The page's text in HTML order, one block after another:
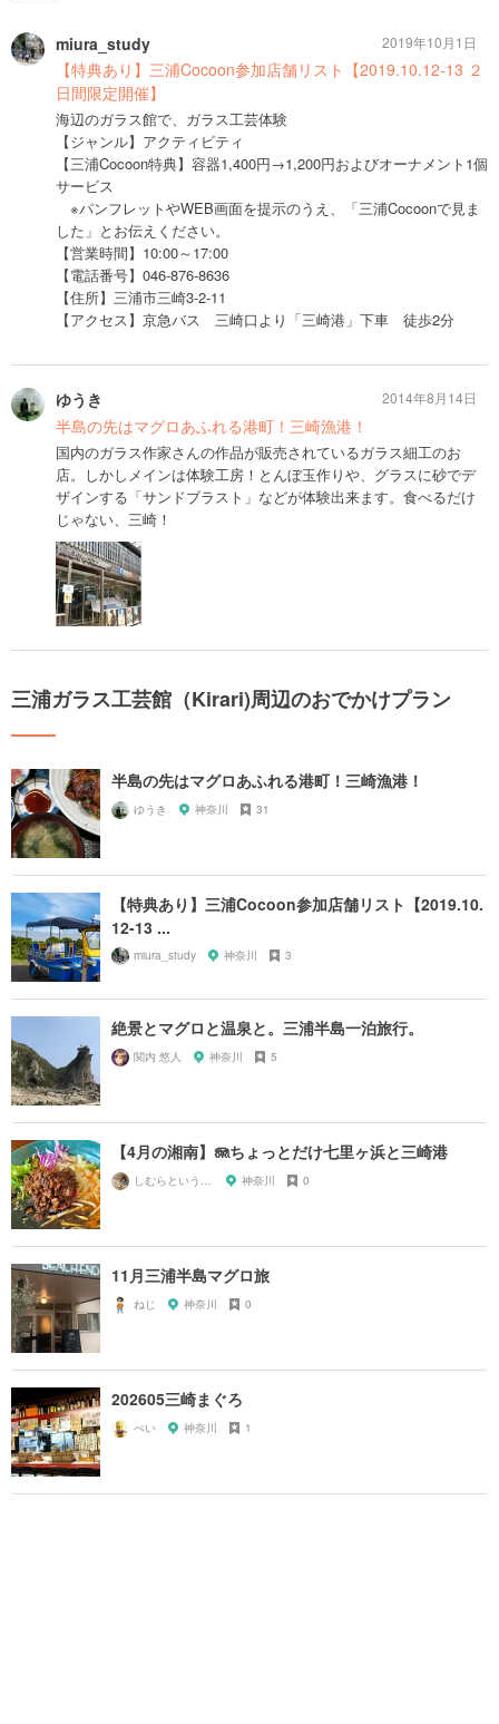
miura_study
【特典あり】三浦Cocoon参加店舗リスト【2019.10.12-13 ２
日間限定開催】
海辺のガラス館で、ガラス工芸体験
【ジャンル】アクティビティ
【三浦Cocoon特典】容器1,400円→1,200円およびオーナメント1個
サービス
※パンフレットやWEB画面を提示のうえ、「三浦Cocoonで見ま
した」とお伝えください。
【営業時間】10:00～17:00
【電話番号】046-876-8636
【住所】三浦市三崎3-2-11
【アクセス】京急バス 三崎口より「三崎港」下車 徒歩2分
2019年10月1日
ゆうき
半島の先はマグロあふれる港町！三崎漁港！
国内のガラス作家さんの作品が販売されているガラス細工のお
店。しかしメインは体験工房！とんぼ玉作りや、グラスに砂でデ
ザインする「サンドブラスト」などが体験出来ます。食べるだけ
じゃない、三崎！
2014年8月14日
三浦ガラス工芸館（Kirari)周辺のおでかけプラン
半島の先はマグロあふれる港町！三崎漁港！
ゆうき 神奈川 31
【特典あり】三浦Cocoon参加店舗リスト【2019.10.
12-13 ...
miura_study 神奈川 3
絶景とマグロと温泉と。三浦半島一泊旅行。
関内 悠人 神奈川 5
【4月の湘南】🪼ちょっとだけ七里ヶ浜と三崎港
しむらというもの 神奈川 0
11月三浦半島マグロ旅
ねじ 神奈川 0
202605三崎まぐろ
ぺい 神奈川 1